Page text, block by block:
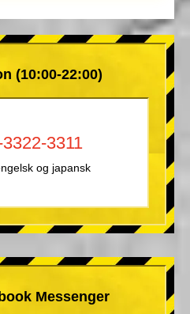
(10:00-22:00)
3311
og japansk
Messenger